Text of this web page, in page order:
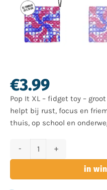
€3.99
Pop It XL – fidget toy –
helpt bij rust, focus en
thuis, op school en
in